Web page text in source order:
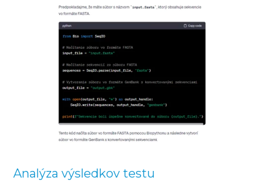
Analýza výsledkov testu